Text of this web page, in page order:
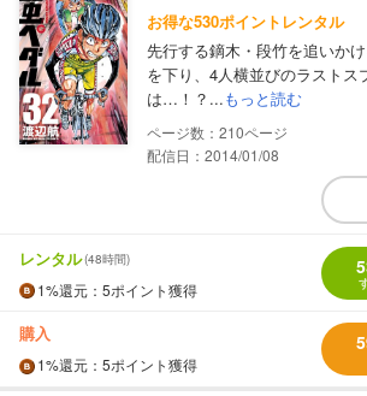
お得な530ポイントレンタル
先行する鏑木・段竹を追いか
を下り、4人横並びのラストス
は…！？...もっと読む
210
配信日：2014/01/08
レンタル(48時間)
1%還元 ：5ポイント獲得
購入
1%還元 ：5ポイント獲得